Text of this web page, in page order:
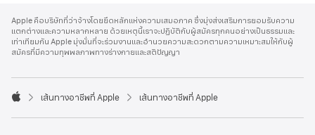
p
p
l
e
o
t
r
Apple คือบริษัทที่ว่าจ้างโดยยึดหลักแห่งความเสมอภาค ซึ่งมุ่งส่งเสริมการยอมรับความ
แตกต่างและความหลากหลาย ด้วยเหตุนี้เราจะปฏิบัติกับผู้สมัครทุกคนอย่างเป็นธรรมและ
เท่าเทียมกัน Apple มุ่งมั่นที่จะร่วมงานและอำนวยความสะดวกตามความเหมาะสมให้กับผู้
สมัครที่มีความทุพพลภาพทางร่างกายและสติปัญญา

p
เส้นทางอาชีพที่ Apple เส้นทางอาชีพที่ Apple